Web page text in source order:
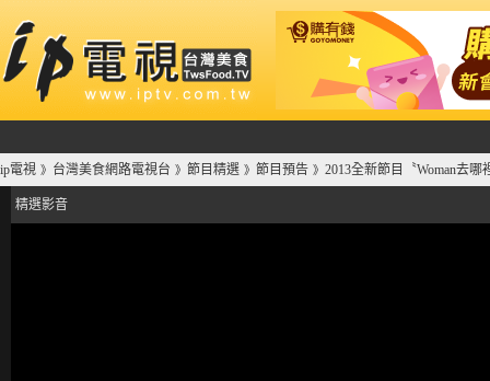
ip電視 》 台灣美食網路電視台 》 節目精選 》 節目預告 》 2013全新節目〝Woman去哪
精選影音